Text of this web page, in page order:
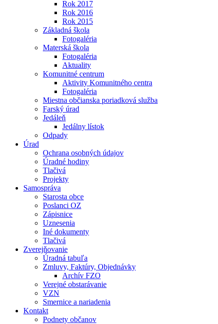
Rok 2017
Rok 2016
Rok 2015
Základná škola
Fotogaléria
Materská škola
Fotogaléria
Aktuality
Komunitné centrum
Aktivity Komunitného centra
Fotogaléria
Miestna občianska poriadková služba
Farský úrad
Jedáleň
Jedálny lístok
Odpady
Úrad
Ochrana osobných údajov
Úradné hodiny
Tlačivá
Projekty
Samospráva
Starosta obce
Poslanci OZ
Zápisnice
Uznesenia
Iné dokumenty
Tlačivá
Zverejňovanie
Úradná tabuľa
Zmluvy, Faktúry, Objednávky
Archív FZO
Verejné obstarávanie
VZN
Smernice a nariadenia
Kontakt
Podnety občanov